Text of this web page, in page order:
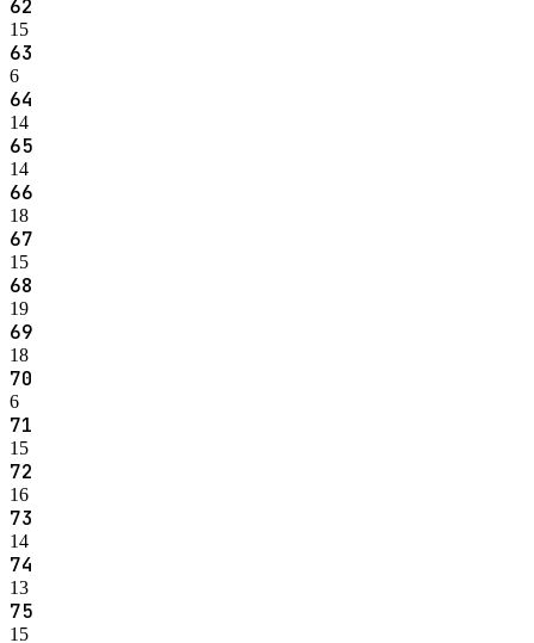
62
15
63
6
64
14
65
14
66
18
67
15
68
19
69
18
70
6
71
15
72
16
73
14
74
13
75
15